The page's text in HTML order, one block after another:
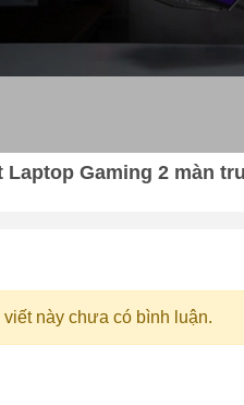
Laptop Gaming 2 màn
viết này chưa có bình luận.